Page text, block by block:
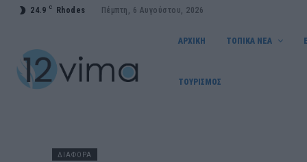
24.9 C Rhodes Πέμπτη, 6 Αυγούστου, 2026
ΑΡΧΙΚΗ ΤΟΠΙΚΑ ΝΕΑ
ΤΟΥΡΙΣΜΟΣ
ΔΙΑΦΟΡΑ